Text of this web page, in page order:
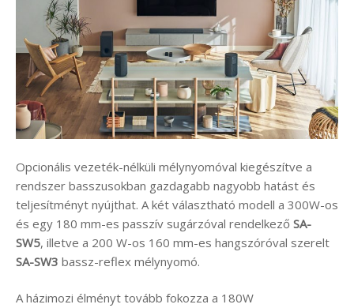
Opcionális vezeték-nélküli mélynyomóval kiegészítve a
rendszer basszusokban gazdagabb nagyobb hatást és
teljesítményt nyújthat. A két választható modell a 300W-os
és egy 180 mm-es passzív sugárzóval rendelkező SA-
SW5, illetve a 200 W-os 160 mm-es hangszóróval szerelt
SA-SW3 bassz-reflex mélynyomó.
A házimozi élményt tovább fokozza a 180W